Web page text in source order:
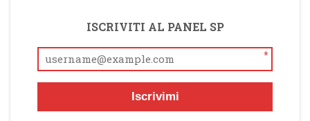
ISCRIVITI AL PANEL SP
*
Iscrivimi